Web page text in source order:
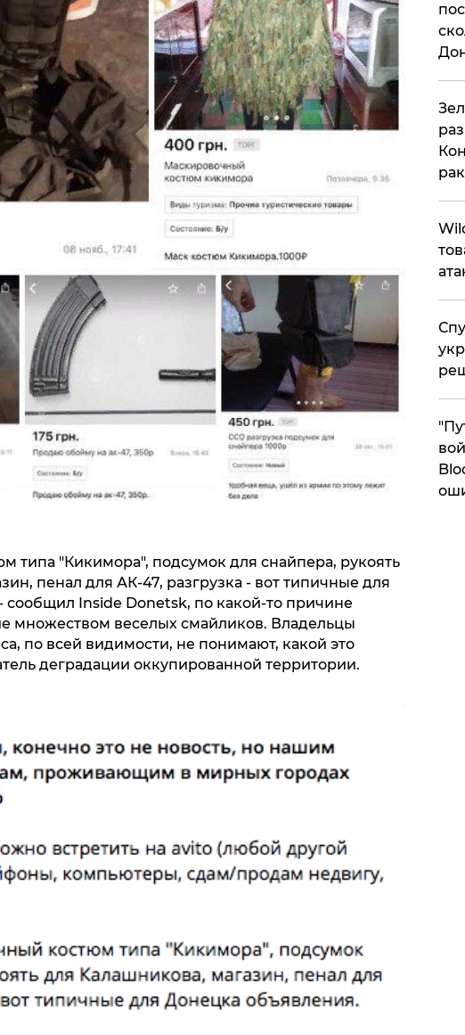
типа "Кикимора", подсумок для снайпера, рукоять
пенал для АК-47, разгрузка - вот типичные для
сообщил Inside Donetsk, по какой-то причине
множеством веселых смайликов. Владельцы
по всей видимости, не понимают, какой это
деградации оккупированной территории.